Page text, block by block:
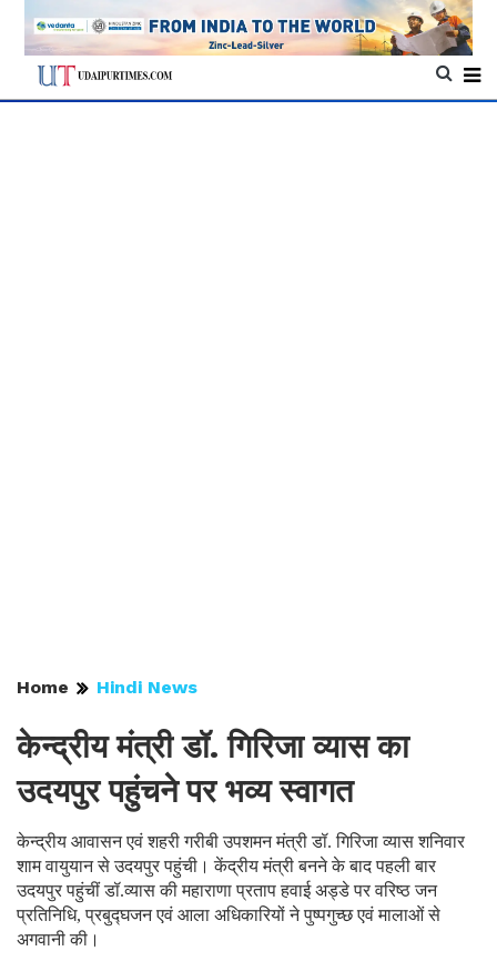
Home Hindi News
केन्द्रीय मंत्री डॉ. गिरिजा व्यास का
उदयपुर पहुंचने पर भव्य स्वागत
केन्द्रीय आवासन एवं शहरी गरीबी उपशमन मंत्री डॉ. गिरिजा व्यास शनिवार
शाम वायुयान से उदयपुर पहुंची। केंद्रीय मंत्री बनने के बाद पहली बार
उदयपुर पहुंचीं डॉ.व्यास की महाराणा प्रताप हवाई अड्डे पर वरिष्ठ जन
प्रतिनिधि, प्रबुद्घजन एवं आला अधिकारियों ने पुष्पगुच्छ एवं मालाओं से
अगवानी की।